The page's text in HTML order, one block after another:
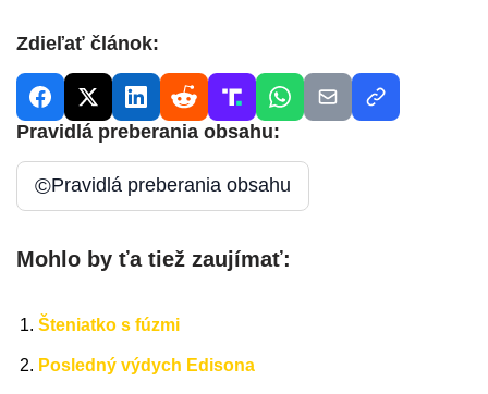
Zdieľať článok:
Pravidlá preberania obsahu:
©Pravidlá preberania obsahu
Mohlo by ťa tiež zaujímať:
Šteniatko s fúzmi
Posledný výdych Edisona